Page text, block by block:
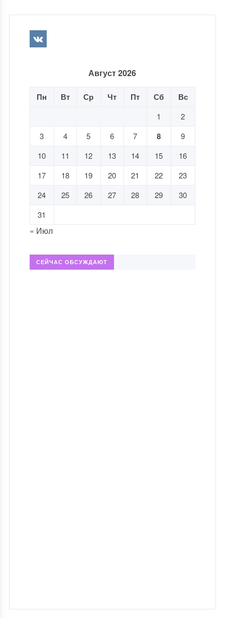
Август 2026
Пн Вт Ср Чт Пт Сб Вс
1
2
3
4 5 6 7 8
9
10
11 12 13 14 15
16
17
18 19 20 21 22
23
24
25 26 27 28 29
30
31
« Июл
СЕЙЧАС ОБСУЖДАЮТ